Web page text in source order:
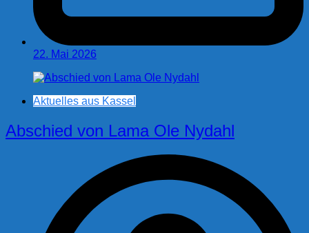
22. Mai 2026
Aktuelles aus Kassel
Abschied von Lama Ole Nydahl